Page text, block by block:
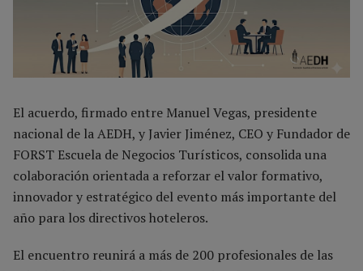
El acuerdo, firmado entre Manuel Vegas, presidente
nacional de la AEDH, y Javier Jiménez, CEO y Fundador de
FORST Escuela de Negocios Turísticos, consolida una
colaboración orientada a reforzar el valor formativo,
innovador y estratégico del evento más importante del
año para los directivos hoteleros.
El encuentro reunirá a más de 200 profesionales de las